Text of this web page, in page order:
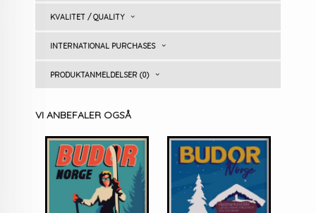
KVALITET / QUALITY
INTERNATIONAL PURCHASES
PRODUKTANMELDELSER (0)
VI ANBEFALER OGSÅ